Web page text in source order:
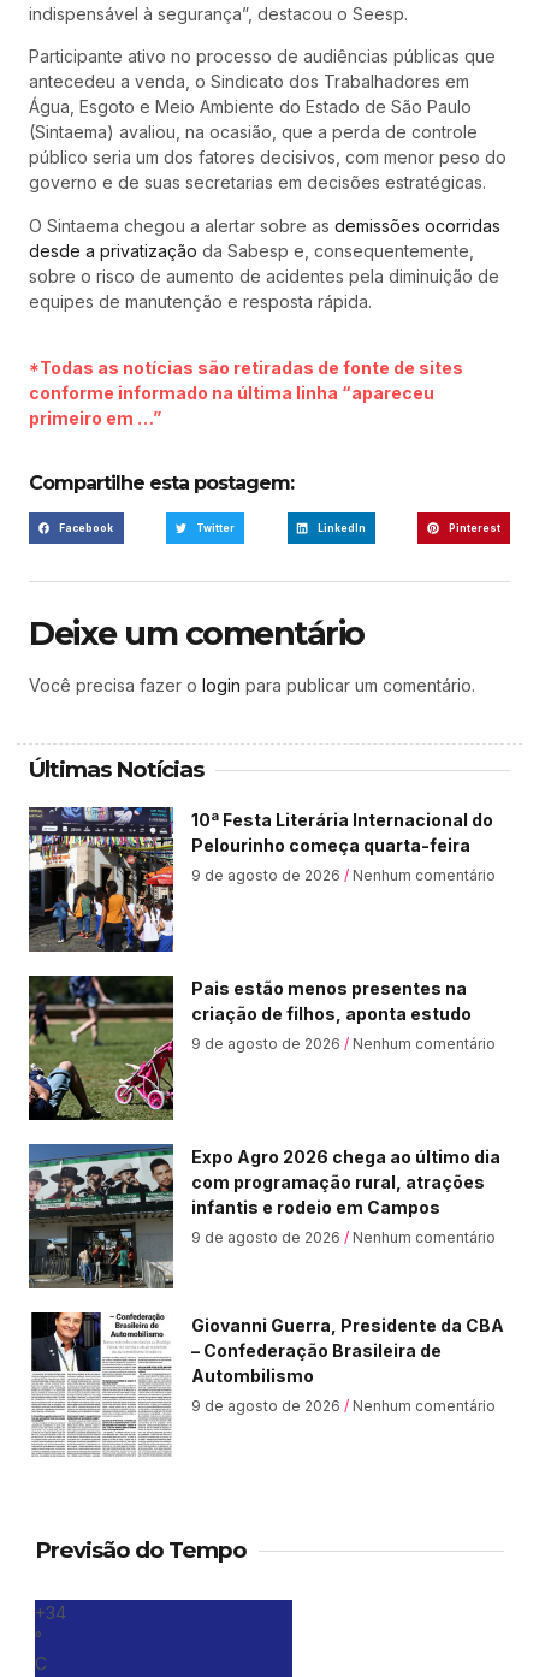
indispensável à segurança”, destacou o Seesp.
Participante ativo no processo de audiências públicas que
antecedeu a venda, o Sindicato dos Trabalhadores em
Água, Esgoto e Meio Ambiente do Estado de São Paulo
(Sintaema) avaliou, na ocasião, que a perda de controle
público seria um dos fatores decisivos, com menor peso do
governo e de suas secretarias em decisões estratégicas.
O Sintaema chegou a alertar sobre as demissões ocorridas
desde a privatização da Sabesp e, consequentemente,
sobre o risco de aumento de acidentes pela diminuição de
equipes de manutenção e resposta rápida.
*Todas as notícias são retiradas de fonte de sites
conforme informado na última linha “apareceu
primeiro em …”
Compartilhe esta postagem:
Facebook Twitter LinkedIn Pinterest
Deixe um comentário
Você precisa fazer o login para publicar um comentário.
Últimas Notícias
10ª Festa Literária Internacional do
Pelourinho começa quarta-feira
9 de agosto de 2026 Nenhum comentário
Pais estão menos presentes na
criação de filhos, aponta estudo
9 de agosto de 2026 Nenhum comentário
Expo Agro 2026 chega ao último dia
com programação rural, atrações
infantis e rodeio em Campos
9 de agosto de 2026 Nenhum comentário
Giovanni Guerra, Presidente da CBA
– Confederação Brasileira de
Autombilismo
9 de agosto de 2026 Nenhum comentário
Previsão do Tempo
+34
°
C